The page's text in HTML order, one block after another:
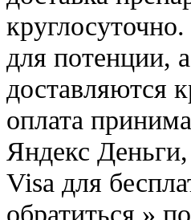
для потенции,
доставляются
оплата
Яндекс
Visa для
обратиться »